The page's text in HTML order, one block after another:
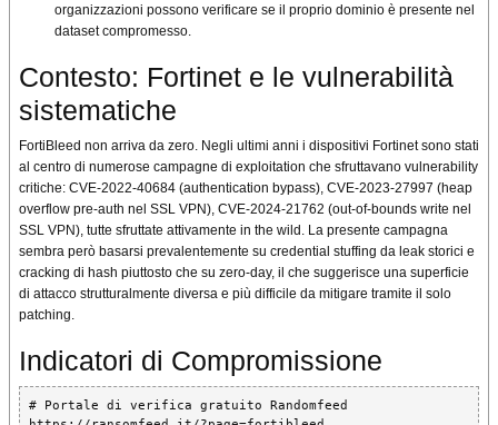
organizzazioni possono verificare se il proprio dominio è presente nel
dataset compromesso.
Contesto: Fortinet e le vulnerabilità
sistematiche
FortiBleed non arriva da zero. Negli ultimi anni i dispositivi Fortinet sono stati
al centro di numerose campagne di exploitation che sfruttavano vulnerability
critiche: CVE-2022-40684 (authentication bypass), CVE-2023-27997 (heap
overflow pre-auth nel SSL VPN), CVE-2024-21762 (out-of-bounds write nel
SSL VPN), tutte sfruttate attivamente in the wild. La presente campagna
sembra però basarsi prevalentemente su credential stuffing da leak storici e
cracking di hash piuttosto che su zero-day, il che suggerisce una superficie
di attacco strutturalmente diversa e più difficile da mitigare tramite il solo
patching.
Indicatori di Compromissione
# Portale di verifica gratuito Randomfeed